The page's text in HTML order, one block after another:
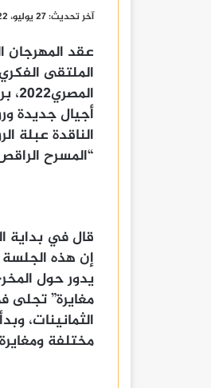
آخر تحديث: 27 يوليو، 2022
عقد المهرجان
الملتقى
أجيال جديدة
الناقدة عبلة
“المسرح
قال في بداية
إن هذه الجلسة
يدور حول
مغايرة” تجلى
الثمانينات،
مختلفة